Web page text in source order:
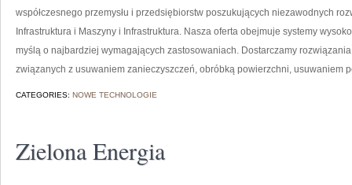
współczesnego przemysłu i przedsiębiorstw poszukujących niezawodnych
Infrastruktura i Maszyny i Infrastruktura. Nasza oferta obejmuje systemy
myślą o najbardziej wymagających zastosowaniach. Dostarczamy
związanych z usuwaniem zanieczyszczeń, obróbką powierzchni, usuwaniem
CATEGORIES: NOWE TECHNOLOGIE
Zielona Energia